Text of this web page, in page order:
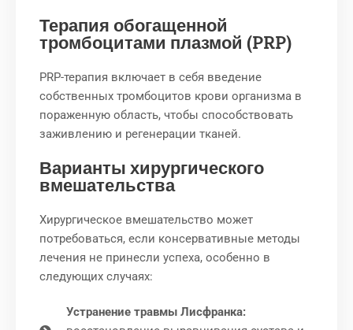
Терапия обогащенной
тромбоцитами плазмой (PRP)
PRP-терапия включает в себя введение
собственных тромбоцитов крови организма в
пораженную область, чтобы способствовать
заживлению и регенерации тканей.
Варианты хирургического
вмешательства
Хирургическое вмешательство может
потребоваться, если консервативные методы
лечения не принесли успеха, особенно в
следующих случаях:
Устранение травмы Лисфранка: